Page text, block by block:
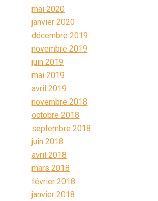
mai 2020
janvier 2020
décembre 2019
novembre 2019
juin 2019
mai 2019
avril 2019
novembre 2018
octobre 2018
septembre 2018
juin 2018
avril 2018
mars 2018
février 2018
janvier 2018